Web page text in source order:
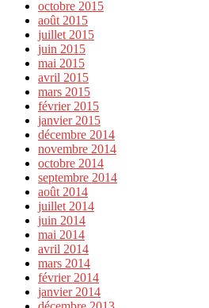
octobre 2015
août 2015
juillet 2015
juin 2015
mai 2015
avril 2015
mars 2015
février 2015
janvier 2015
décembre 2014
novembre 2014
octobre 2014
septembre 2014
août 2014
juillet 2014
juin 2014
mai 2014
avril 2014
mars 2014
février 2014
janvier 2014